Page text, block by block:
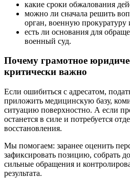
какие сроки обжалования
можно ли сначала решить
орган, военную прокуратуру
есть ли основания для
военный суд.
Почему грамотное
критически важно
Если ошибиться с адресатом,
приложить медицинскую базу,
ситуацию поверхностно. А если
останется в силе и потребуется
восстановления.
Мы помогаем: заранее оценить
зафиксировать позицию, собрать
сильные обращения и
результата.